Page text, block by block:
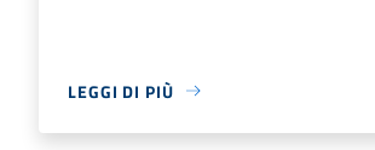
LEGGI DI PIÙ